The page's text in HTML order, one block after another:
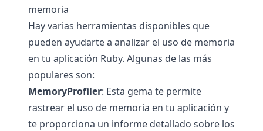
memoria
Hay varias herramientas disponibles que
pueden ayudarte a analizar el uso de memoria
en tu aplicación Ruby. Algunas de las más
populares son:
MemoryProfiler: Esta gema te permite
rastrear el uso de memoria en tu aplicación y
te proporciona un informe detallado sobre los